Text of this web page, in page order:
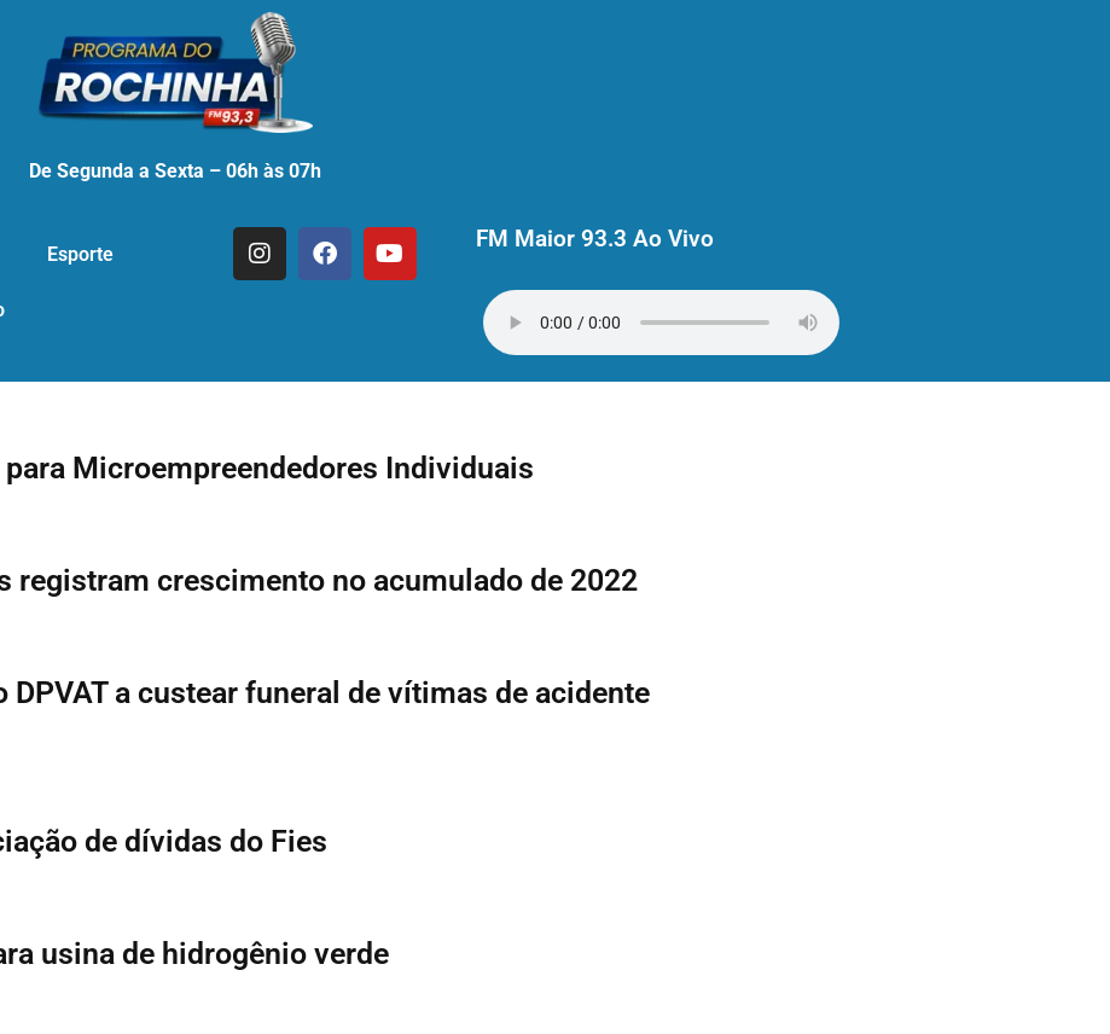
De Segunda a Sexta – 06h às 07h
Esporte
FM Maior 93.3 Ao Vivo
Microempreendedores Individuais
registram crescimento no acumulado de 2022
a custear funeral de vítimas de acidente
de dívidas do Fies
usina de hidrogênio verde